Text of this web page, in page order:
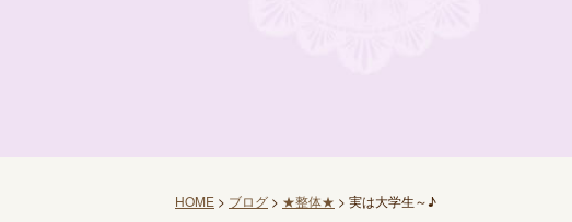
HOME > ブログ > ★整体★ > 実は大学生～♪